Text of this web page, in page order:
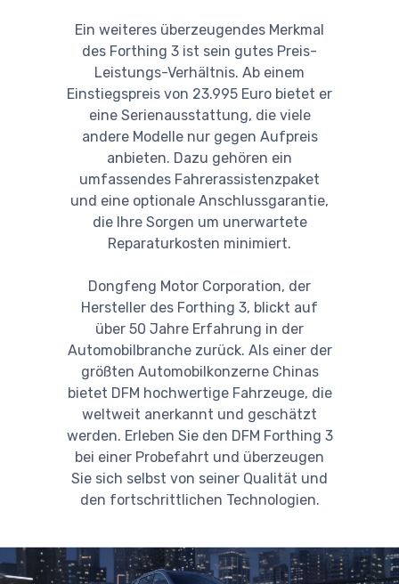
Ein weiteres überzeugendes Merkmal
des Forthing 3 ist sein gutes Preis-
Leistungs-Verhältnis. Ab einem
Einstiegspreis von 23.995 Euro bietet er
eine Serienausstattung, die viele
andere Modelle nur gegen Aufpreis
anbieten. Dazu gehören ein
umfassendes Fahrerassistenzpaket
und eine optionale Anschlussgarantie,
die Ihre Sorgen um unerwartete
Reparaturkosten minimiert.
Dongfeng Motor Corporation, der
Hersteller des Forthing 3, blickt auf
über 50 Jahre Erfahrung in der
Automobilbranche zurück. Als einer der
größten Automobilkonzerne Chinas
bietet DFM hochwertige Fahrzeuge, die
weltweit anerkannt und geschätzt
werden. Erleben Sie den DFM Forthing 3
bei einer Probefahrt und überzeugen
Sie sich selbst von seiner Qualität und
den fortschrittlichen Technologien.